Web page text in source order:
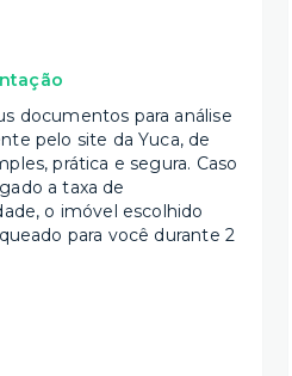
documentos para análise
pelo site da Yuca, de
prática e segura. Caso
a taxa de
o imóvel escolhido
para você durante 2